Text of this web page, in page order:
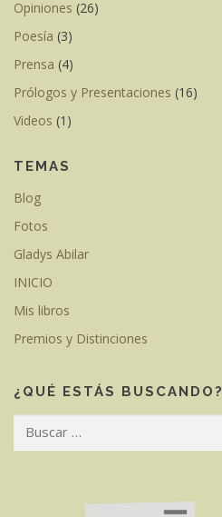
Opiniones (26)
Poesía (3)
Prensa (4)
Prólogos y Presentaciones (16)
Videos (1)
TEMAS
Blog
Fotos
Gladys Abilar
INICIO
Mis libros
Premios y Distinciones
¿QUÉ ESTÁS BUSCANDO?